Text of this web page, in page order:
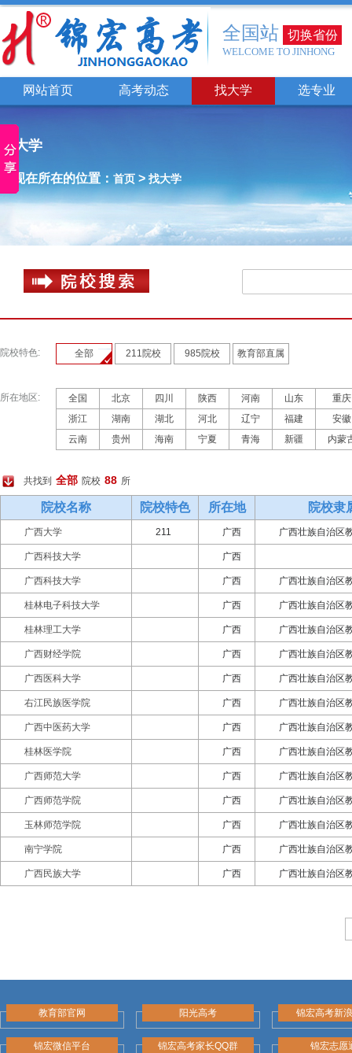
全国站 切换省份
WELCOME TO JINHONG
网站首页 高考动态 找大学 选专业
找大学
您现在所在的位置： 首页 > 找大学
院校特色: 全部 211院校 985院校 教育部直属
所在地区: 全国 北京 四川 陕西 河南 山东
重庆
浙江
湖南 湖北 河北 辽宁 福建
安徽
云南
贵州 海南 宁夏 青海 新疆 内蒙
共找到 全部 院校 88 所
院校名称 院校特色 所在地 院校隶
广西大学 211 广西 广西壮族自治区
广西科技大学 广西
广西科技大学 广西 广西壮族自治区
桂林电子科技大学 广西 广西壮族自治区
桂林理工大学 广西 广西壮族自治区
广西财经学院 广西 广西壮族自治区
广西医科大学 广西 广西壮族自治区
右江民族医学院 广西 广西壮族自治区
广西中医药大学 广西 广西壮族自治区
桂林医学院 广西 广西壮族自治区
广西师范大学 广西 广西壮族自治区
广西师范学院 广西 广西壮族自治区
玉林师范学院 广西 广西壮族自治区
南宁学院 广西 广西壮族自治区
广西民族大学 广西 广西壮族自治区
教育部官网 阳光高考 锦宏高考新
锦宏微信平台 锦宏高考家长QQ群 锦宏志愿